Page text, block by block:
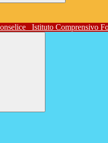
Istituto Comprensivo